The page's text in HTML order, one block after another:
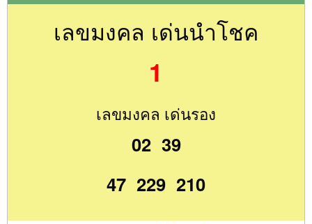
เลขมงคล เด่นนำโชค
1
เลขมงคล เด่นรอง
02 39
47 229 210